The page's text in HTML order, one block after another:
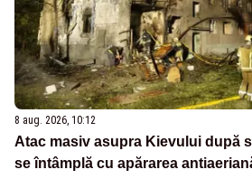
8 aug. 2026, 10:12
Atac masiv asupra Kievului după
se întâmplă cu apărarea